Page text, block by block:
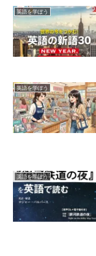
英語を学ぼう
英語を学ぼう
英語を学ぼう